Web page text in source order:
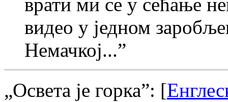
врати ми се у сећање
видео у jедном
Немачкоj...”
„Освета jе горка”: [